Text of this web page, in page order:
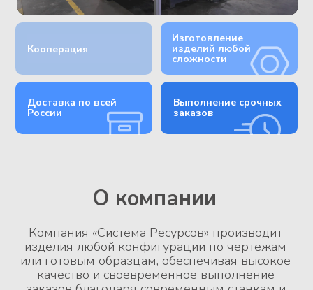
ИЗГОТОВЛЕНИЕ ДЕТАЛЕЙ НА ЗАКАЗ
позволяет нам удовлетворить специфические
требования и предпочтения заказчиков.
Оставить заявку
О компании
Компания «Система Ресурсов» производит
изделия любой конфигурации по чертежам
или готовым образцам, обеспечивая высокое
качество и своевременное выполнение
заказов благодаря современным станкам и
опытному персоналу.